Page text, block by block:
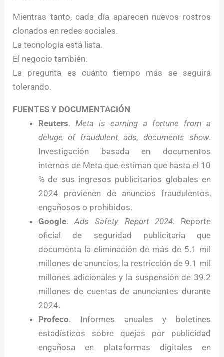
Mientras tanto, cada día aparecen nuevos rostros
clonados en redes sociales.
La tecnología está lista.
El negocio también.
La pregunta es cuánto tiempo más se seguirá
tolerando.
FUENTES Y DOCUMENTACIÓN
Reuters.Meta is earning a fortune from a
deluge of fraudulent ads, documents show.
Investigación basada en documentos
internos de Meta que estiman que hasta el 10
% de sus ingresos publicitarios globales en
2024 provienen de anuncios fraudulentos,
engañosos o prohibidos.
Google.Ads Safety Report 2024. Reporte
oficial de seguridad publicitaria que
documenta la eliminación de más de 5.1 mil
millones de anuncios, la restricción de 9.1 mil
millones adicionales y la suspensión de 39.2
millones de cuentas de anunciantes durante
2024.
Profeco. Informes anuales y boletines
estadísticos sobre quejas por publicidad
engañosa en plataformas digitales en